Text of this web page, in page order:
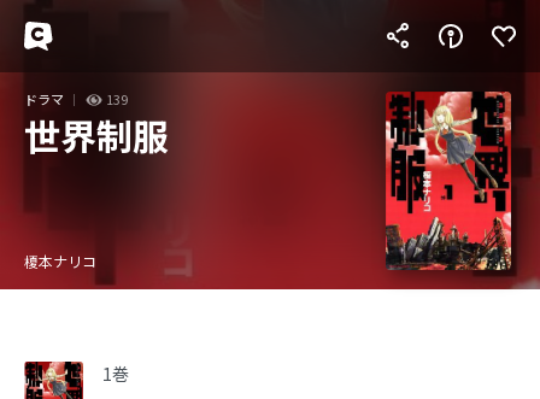
ドラマ 139
世界制服
榎本ナリコ
1巻